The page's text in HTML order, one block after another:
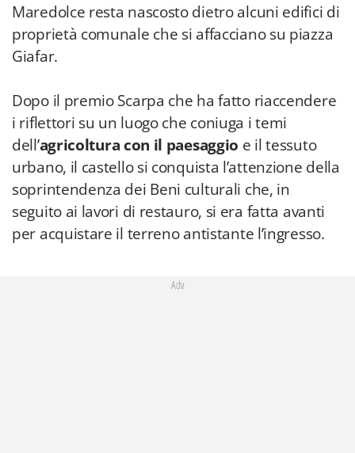
Maredolce resta nascosto dietro alcuni edifici di
proprietà comunale che si affacciano su piazza
Giafar.
Dopo il premio Scarpa che ha fatto riaccendere
i riflettori su un luogo che coniuga i temi
dell’agricoltura con il paesaggio e il tessuto
urbano, il castello si conquista l’attenzione della
soprintendenza dei Beni culturali che, in
seguito ai lavori di restauro, si era fatta avanti
per acquistare il terreno antistante l’ingresso.
Adv